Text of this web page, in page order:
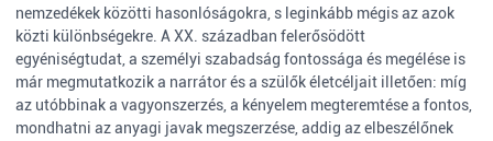
nemzedékek közötti hasonlóságokra, s leginkább mégis az azok
közti különbségekre. A XX. században felerősödött
egyéniségtudat, a személyi szabadság fontossága és megélése is
már megmutatkozik a narrátor és a szülők életcéljait illetően: míg
az utóbbinak a vagyonszerzés, a kényelem megteremtése a fontos,
mondhatni az anyagi javak megszerzése, addig az elbeszélőnek